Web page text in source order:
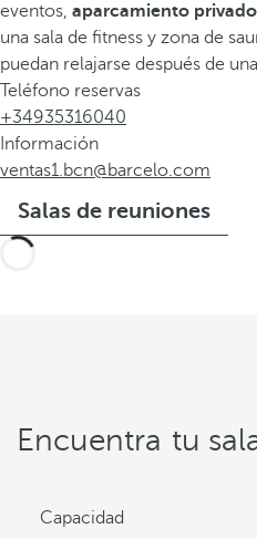
eventos, aparcamiento privado
una sala de fitness y zona de
puedan relajarse después de
Teléfono reservas
+34935316040
Información
ventas1.bcn@barcelo.com
Salas de reuniones
Encuentra tu
Capacidad